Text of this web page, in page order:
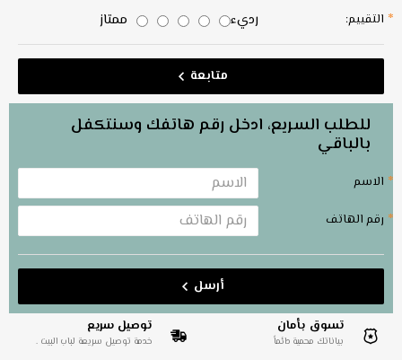
التقييم: رديء ممتاز
متابعة
للطلب السريع، ادخل رقم هاتفك وسنتكفل
بالباقي
الاسم
رقم الهاتف
أرسل
تسوق بأمان
بياناتك محمية دائماً
توصيل سريع
خدمة توصيل سريعة لباب البيت .